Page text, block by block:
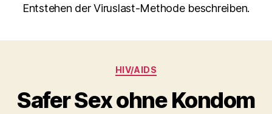
Entstehen der Viruslast-Methode beschreiben.
Kategorien
HIV/AIDS
Safer Sex ohne Kondom